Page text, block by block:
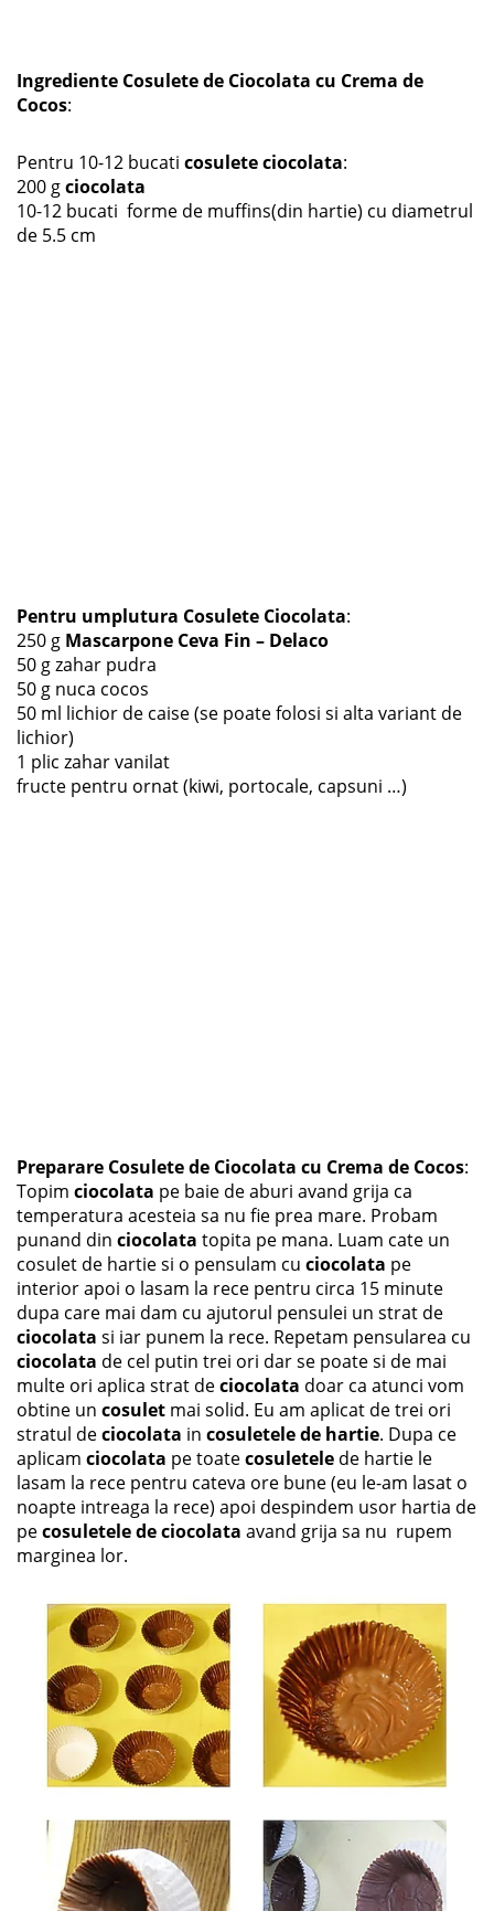
Ingrediente Cosulete de Ciocolata cu Crema de
Cocos:
Pentru 10-12 bucati cosulete ciocolata:
200 gciocolata
10-12 bucati forme de muffins(din hartie) cu diametrul
de 5.5 cm
Pentru umplutura Cosulete Ciocolata:
250 g Mascarpone Ceva Fin – Delaco
50 g zahar pudra
50 g nuca cocos
50 ml lichior de caise (se poate folosi si alta variant de
lichior)
1 plic zahar vanilat
fructe pentru ornat (kiwi, portocale, capsuni …)
Preparare Cosulete de Ciocolata cu Crema de Cocos:
Topim ciocolata pe baie de aburi avand grija ca
temperatura acesteia sa nu fie prea mare. Probam
punand din ciocolata topita pe mana. Luam cate un
cosulet de hartie si o pensulam cu ciocolata pe
interior apoi o lasam la rece pentru circa 15 minute
dupa care mai dam cu ajutorul pensulei un strat de
ciocolata si iar punem la rece. Repetam pensularea cu
ciocolata de cel putin trei ori dar se poate si de mai
multe ori aplica strat deciocolata doar ca atunci vom
obtine un cosulet mai solid. Eu am aplicat de trei ori
stratul deciocolata in cosuletele de hartie. Dupa ce
aplicam ciocolata pe toatecosuletele de hartie le
lasam la rece pentru cateva ore bune (eu le-am lasat o
noapte intreaga la rece) apoi despindem usor hartia de
pecosuletele de ciocolata avand grija sa nu rupem
marginea lor.